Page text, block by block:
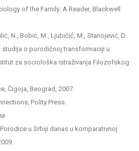
of the Family: A Reader, Blackwell
N., Bobić, M., Ljubičić, M., Stanojević, D.:
o porodičnoj transformaciji u
za sociološka istraživanja Filozofskog
Čigoja, Beograd, 2007.
Polity Press.
u Srbiji danas u komparativnoj